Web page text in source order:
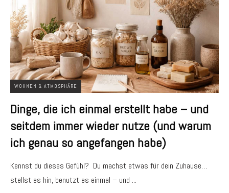
WOHNEN & ATMOSPHÄRE
Dinge, die ich einmal erstellt habe – und
seitdem immer wieder nutze (und warum
ich genau so angefangen habe)
Kennst du dieses Gefühl? Du machst etwas für dein Zuhause…
stellst es hin, benutzt es einmal – und ...